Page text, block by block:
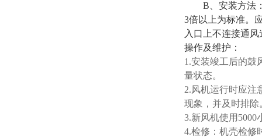
B、安装方法：
3倍以上为标准。
入口上不连接通
操作及维护：
1.安装竣工后的鼓
量状态。
2.风机运行时应注
现象，并及时排
3.新风机使用
4.检修：机壳检修